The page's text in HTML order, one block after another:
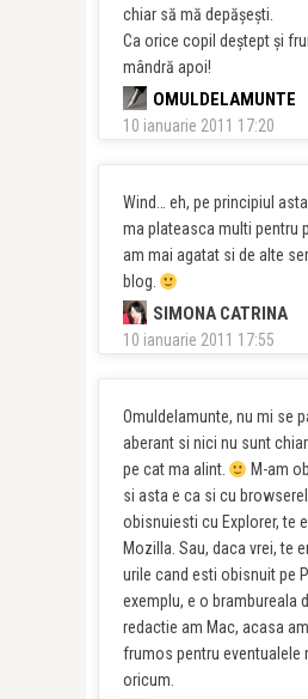
chiar să mă depăşeşti.
Ca orice copil deştept şi
mândră apoi!
OMULDELAMUNTE
10 ianuarie 2011 17:20
Wind… eh, pe principiul
ma plateasca multi pentru
am mai agatat si de alte
blog.
SIMONA CATRINA
10 ianuarie 2011 17:55
Omuldelamunte, nu mi se
aberant si nici nu sunt
pe cat ma alint.
M-am
si asta e ca si cu
obisnuiesti cu Explorer, te
Mozilla. Sau, daca vrei, te
urile cand esti obisnuit pe
exemplu, e o brambureala
redactie am Mac, acasa am
frumos pentru eventualele
oricum.